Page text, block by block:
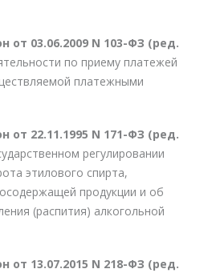
от 03.06.2009 N 103-ФЗ (ред.
по приему платежей
платежными
от 22.11.1995 N 171-ФЗ (ред.
регулировании
этилового спирта,
продукции и об
(распития) алкогольной
от 13.07.2015 N 218-ФЗ (ред.